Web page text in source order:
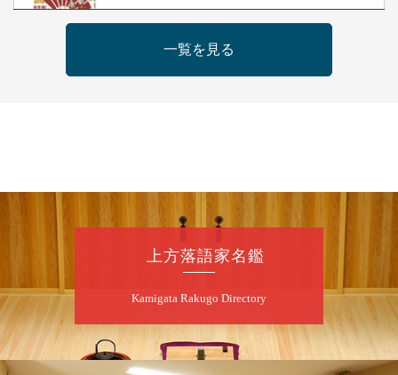
開演：午前10時（9時30分開場）
前売2,500円 当日3,000円
桂二豆／露の瑞／桂きん太郎／いわみせいじ
（似顔絵）／笑福亭笑利／桂文太～仲入～露
★菟道亭 配信あり
8月7日（金）
一覧を見る
上方落語家名鑑
Kamigata Rakugo Directory